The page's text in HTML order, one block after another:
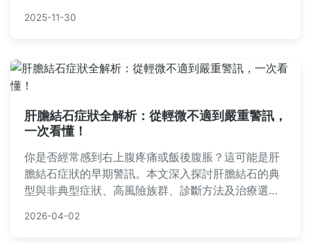
2025-11-30
肝膽結石症狀全解析：從輕微不適到嚴重警訊，
一次看懂！
你是否經常感到右上腹疼痛或飯後腹脹？這可能是肝
膽結石症狀的早期警訊。本文深入探討肝膽結石的典
型與非典型症狀、高風險族群、診斷方法及治療選
免併發症。
2026-04-02